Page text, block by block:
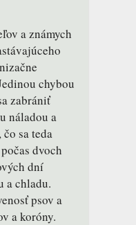
a známych
chybou
zabrániť
náladou a
sa teda
dvoch
dní
a chladu.
psov a
a koróny.